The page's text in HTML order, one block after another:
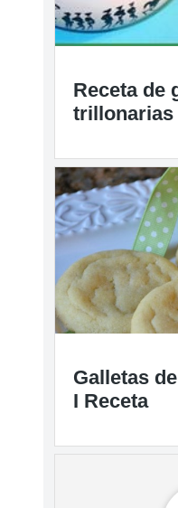
Receta de
trillonarias
Galletas
I Receta